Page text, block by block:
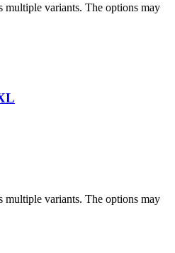
multiple variants. The options may
multiple variants. The options may